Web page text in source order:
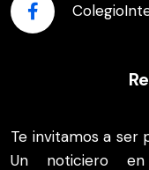
Te invitamos a ser
Un noticiero